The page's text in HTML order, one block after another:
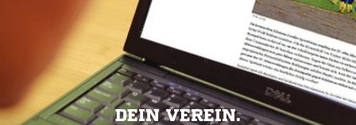
DEIN VEREIN.